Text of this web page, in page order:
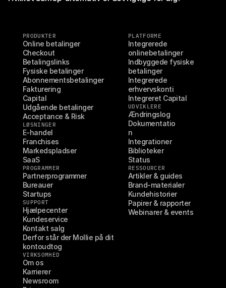
PRODUKTER
Online betalinger
Checkout
Betalingslinks
Fysiske betalinger
Abonnementsbetalinger
Fakturering
Capital
Udgående betalinger
Acceptance & Risk
LØSNINGER
E-handel
Franchises
Markedspladser
SaaS
PROGRAMMER
Partnerprogrammer
Bureauer
Startups
SUPPORT
Hjælpecenter
Kundeservice
Kontakt salg
Derfor står der Mollie på dit
kontoudtog
VIRKSOMHED
Om os
Karrierer
Newsroom
PLATFORME
Integrerede
onlinebetalinger
Indbyggede fysiske
betalinger
Integrerede
erhvervskonti
Integreret Capital
UDVIKLERE
Ændringslog
Dokumentatio
n
Integrationer
Biblioteker
Status
RESSOURCER
Artikler & guides
Brand-materialer
Kundehistorier
Papirer & rapporter
Webinarer & events